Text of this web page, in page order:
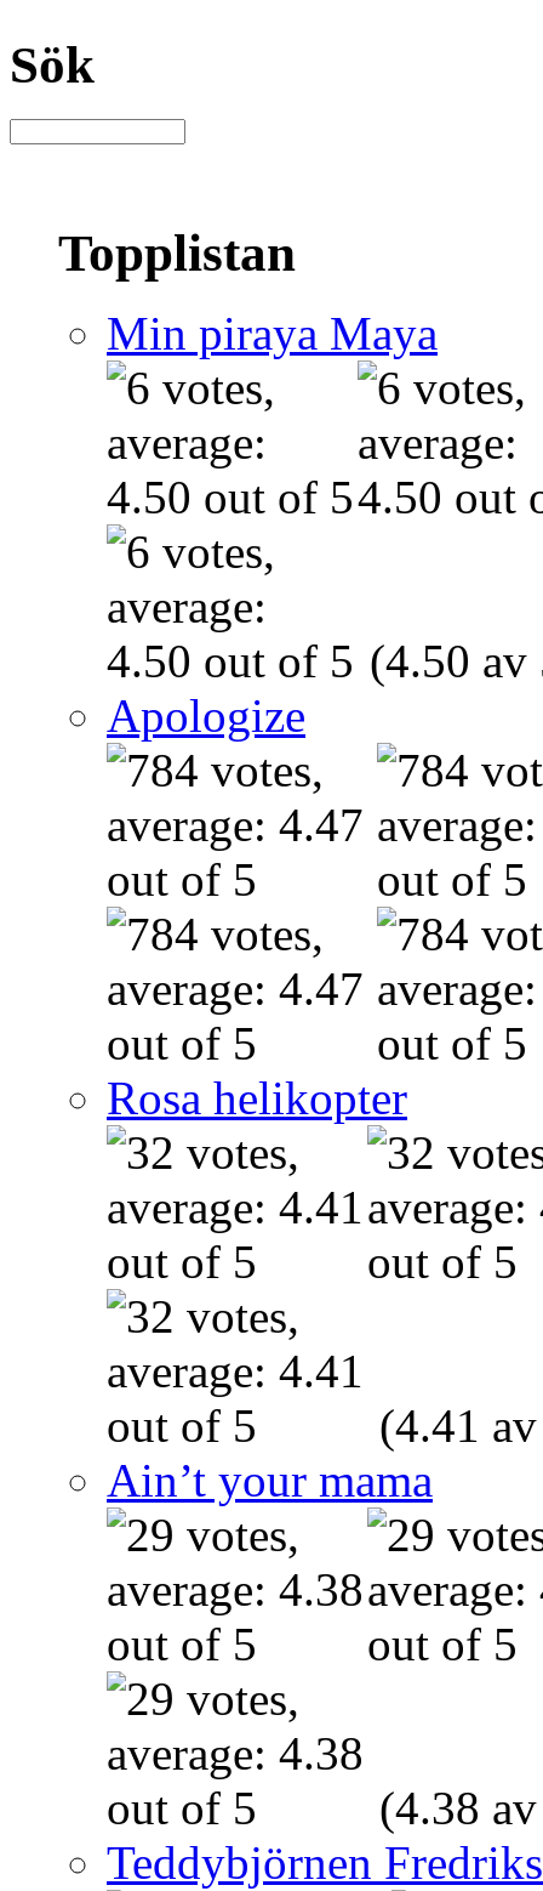
Sök
Topplistan
Min piraya Maya
(4.50 av
Apologize
Rosa helikopter
(4.41
Ain’t your mama
(4.38
Teddybjörnen